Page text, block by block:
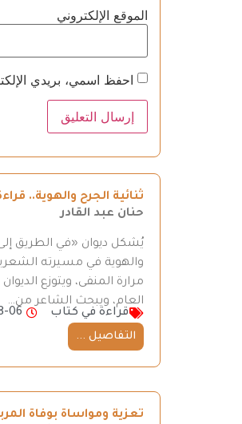
الموقع الإلكتروني
احفظ اسمي، بريدي
ثنائية الجرح والهوية..
حنان عبد القادر
يُشكل ديوان «في الطريق
والهوية في مسيرته
مرارة المنفى، ويتوزع
العام، ويبحث الشاعر من…
قراءة في كتاب
06
التفاصيل ...
تعزية ومواساة بوفاة